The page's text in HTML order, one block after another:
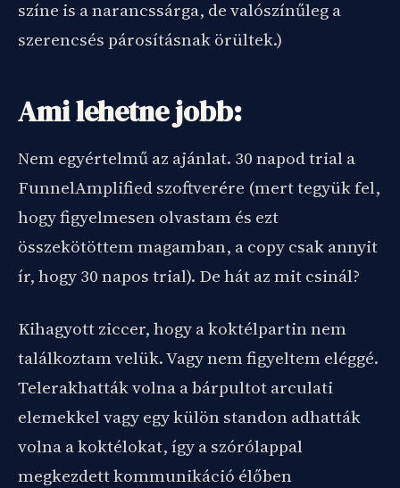
színe is a narancssárga, de valószínűleg a
szerencsés párosításnak örültek.)
Ami lehetne jobb:
Nem egyértelmű az ajánlat. 30 napod trial a
FunnelAmplified szoftverére (mert tegyük fel,
hogy figyelmesen olvastam és ezt
összekötöttem magamban, a copy csak annyit
ír, hogy 30 napos trial). De hát az mit csinál?
Kihagyott ziccer, hogy a koktélpartin nem
találkoztam velük. Vagy nem figyeltem eléggé.
Telerakhatták volna a bárpultot arculati
elemekkel vagy egy külön standon adhatták
volna a koktélokat, így a szórólappal
megkezdett kommunikáció élőben